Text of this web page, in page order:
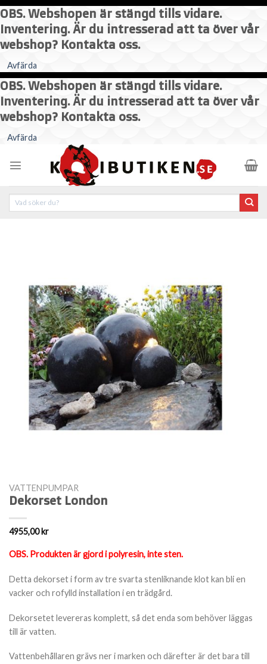
OBS. Webshopen är stängd tills vidare.
Inventering. Är du intresserad att ta över vår
webshop? Kontakta oss.
Avfärda
OBS. Webshopen är stängd tills vidare.
Inventering. Är du intresserad att ta över vår
webshop? Kontakta oss.
Avfärda
content
VATTENPUMPAR
Dekorset London
4955,00kr
OBS. Produkten är gjord i polyresin, inte sten.
Detta dekorset i form av tre svarta stenliknande klot kan bli en
vacker och rofylld installation i en trädgård.
Dekorsetet levereras komplett, så det enda som behöver läggas
till är vatten.
Vattenbehållaren grävs ner i marken och därefter är det bara till